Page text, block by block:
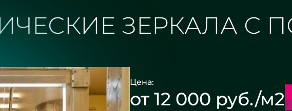
ЗЕРКАЛА С
Цена:
от 12 000 руб./м2